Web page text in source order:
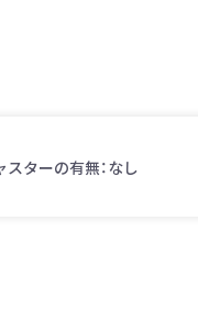
スターの有無：なし